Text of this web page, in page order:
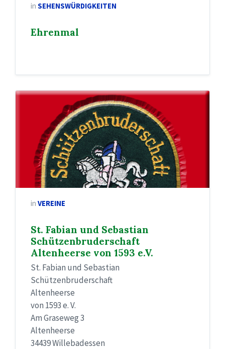
in SEHENSWÜRDIGKEITEN
Ehrenmal
St.
Sebastian
Schützenbruderschaft
Altenheerse
in VEREINE
St. Fabian und Sebastian
Schützenbruderschaft
Altenheerse von 1593 e.V.
St. Fabian und Sebastian
Schützenbruderschaft
Altenheerse
von 1593 e. V.
Am Graseweg 3
Altenheerse
34439 Willebadessen